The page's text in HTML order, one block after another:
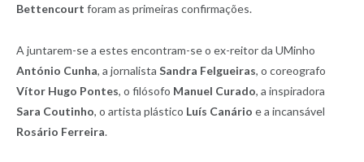
Bettencourt foram as primeiras confirmações.
A juntarem-se a estes encontram-se o ex-reitor da UMinho
António Cunha, a jornalista Sandra Felgueiras, o coreografo
Vítor Hugo Pontes, o filósofo Manuel Curado, a inspiradora
Sara Coutinho, o artista plástico Luís Canário e a incansável
Rosário Ferreira.